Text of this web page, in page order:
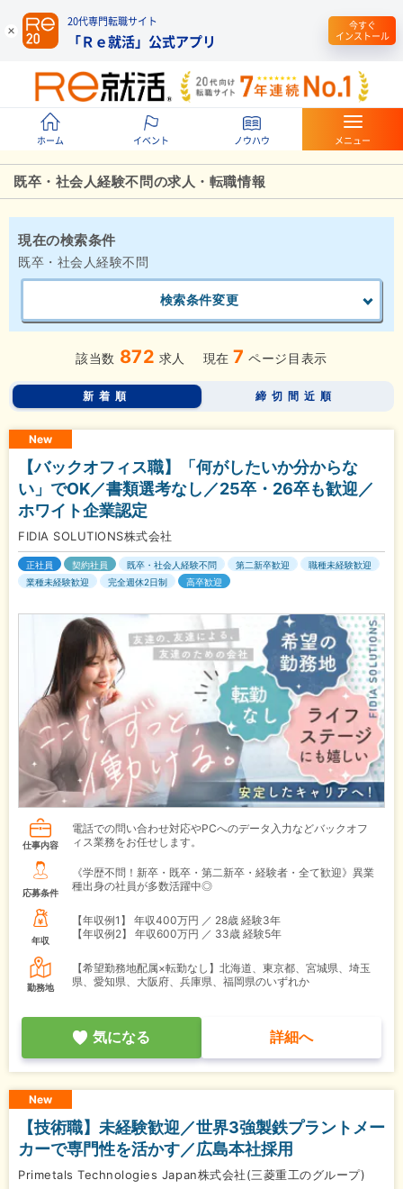
20代専門転職サイト
「Ｒｅ就活」公式アプリ
今すぐ
インストール
ホーム イベント ノウハウ メニュー
既卒・社会人経験不問の求人・転職情報
現在の検索条件
既卒・社会人経験不問
検索条件変更
該当数 872 求人 現在 7 ページ目表示
新着順 締切間近順
New
【バックオフィス職】「何がしたいか分からな
い」でOK／書類選考なし／25卒・26卒も歓迎／
ホワイト企業認定
FIDIA SOLUTIONS株式会社
正社員 契約社員 既卒・社会人経験不問 第二新卒歓迎
職種未経験歓迎
業種未経験歓迎
完全週休2日制 高卒歓迎
仕事内容
電話での問い合わせ対応やPCへのデータ入力などバックオフ
ィス業務をお任せします。
応募条件
《学歴不問！新卒・既卒・第二新卒・経験者・全て歓迎》異業
種出身の社員が多数活躍中◎
年収
【年収例1】
年収400万円 ／ 28歳 経験3年
【年収例2】
年収600万円 ／ 33歳 経験5年
勤務地
【希望勤務地配属×転勤なし】北海道、東京都、宮城県、埼玉
県、愛知県、大阪府、兵庫県、福岡県のいずれか
気になる 詳細へ
New
【技術職】未経験歓迎／世界3強製鉄プラントメー
カーで専門性を活かす／広島本社採用
Primetals Technologies Japan株式会社(三菱重工のグループ)